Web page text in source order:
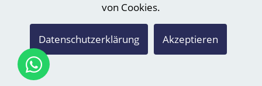
von Cookies.
Datenschutzerklärung Akzeptieren